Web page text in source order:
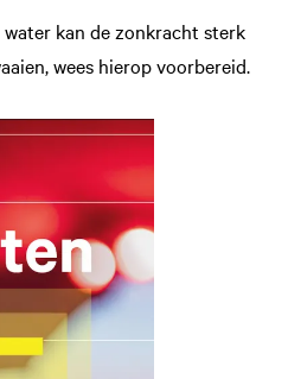
kan de zonkracht sterk
wees hierop voorbereid.